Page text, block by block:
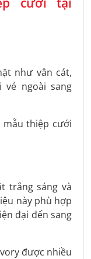
như vân cát,
vẻ ngoài sang
thiệp cưới
trắng sáng và
này phù hợp
đại đến sang
được nhiều